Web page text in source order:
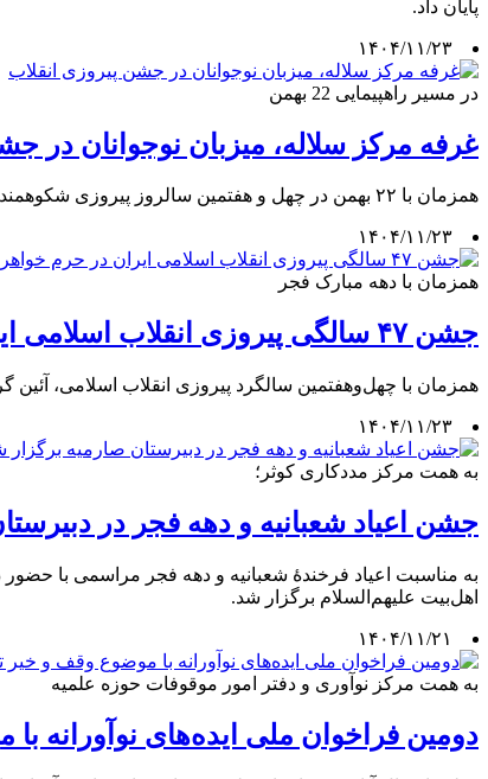
پایان داد.
۱۴۰۴/۱۱/۲۳
در مسیر راهپیمایی 22 بهمن
غرفه مرکز سلاله، میزبان نوجوانان در
همزمان با ۲۲ بهمن در چهل و هفتمین سالروز پیروزی شکوهمند انقلاب اسلامی ایران، مرکز سلاله شعبه اصفهان، با برپایی غرفۀ در مسیر راهپیمایی میزبان خانواده‌ها و نوجوانان انقلابی شهر اصفهان بود.
۱۴۰۴/۱۱/۲۳
همزمان با دهه مبارک فجر
جشن ۴۷ سالگی پیروزی انقلاب اسلامی ایران در حرم خواهر خورشید
همزمان با چهل‌وهفتمین سالگرد پیروزی انقلاب اسلامی، آئین گرامیداشت ۲۲ بهمن با حضور زائران و اقشار مختلف مردم برگزار شد و در این مراسم از خانواده‌های
۱۴۰۴/۱۱/۲۳
به همت مرکز مددکاری کوثر؛
جشن اعیاد شعبانیه و دهه فجر در
به مناسبت اعیاد فرخندۀ شعبانیه و دهه فجر مراسمی با
اهل‌بیت علیهم‌السلام برگزار شد.
۱۴۰۴/۱۱/۲۱
به همت مرکز نوآوری و دفتر امور موقوفات حوزه علمیه
دومین فراخوان ملی ایده‌های نوآورانه